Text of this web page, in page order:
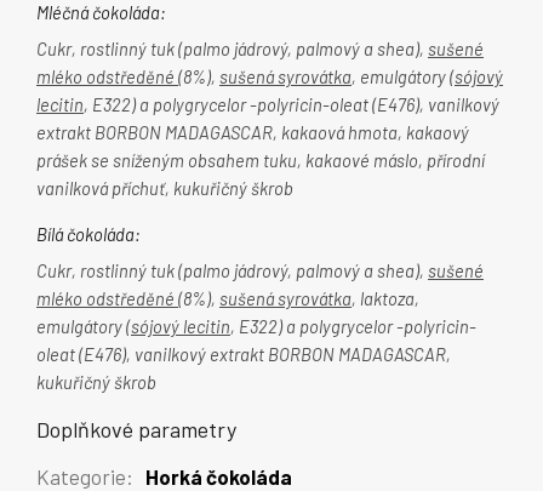
Mléčná čokoláda:
Cukr, rostlinný tuk (palmo jádrový, palmový a shea), sušené
mléko odstředěné (8%), sušená syrovátka, emulgátory (sójový
lecitin, E322) a polygrycelor -polyricin-oleat (E476), vanilkový
extrakt BORBON MADAGASCAR, kakaová hmota, kakaový
prášek se sníženým obsahem tuku, kakaové máslo, přírodní
vanilková příchuť, kukuřičný škrob
Bílá čokoláda:
Cukr, rostlinný tuk (palmo jádrový, palmový a shea), sušené
mléko odstředěné (8%), sušená syrovátka, laktoza,
emulgátory (sójový lecitin, E322) a polygrycelor -polyricin-
oleat (E476), vanilkový extrakt BORBON MADAGASCAR,
kukuřičný škrob
Doplňkové parametry
Kategorie:
Horká čokoláda